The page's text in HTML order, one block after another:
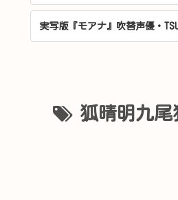
実写版『モアナ』吹替声優・
狐晴明九尾